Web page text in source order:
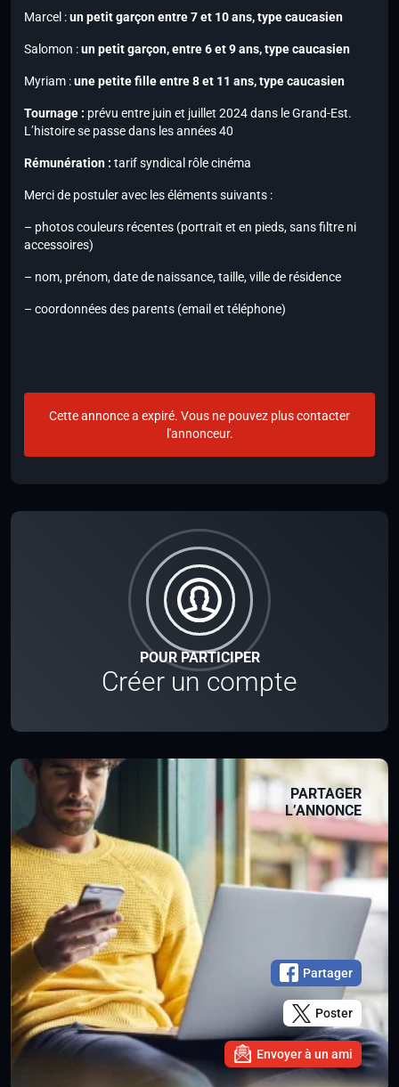
POUR PARTICIPER
Créer un compte
PARTAGER
L’ANNONCE
Partager
Poster
Envoyer à un ami
Marcel :un petit garçon entre 7 et 10 ans, type caucasien
Salomon :un petit garçon, entre 6 et 9 ans, type caucasien
Myriam :une petite fille entre 8 et 11 ans, type caucasien
Tournage : prévu entre juin et juillet 2024 dans le Grand-Est.
L’histoire se passe dans les années 40
Rémunération : tarif syndical rôle cinéma
Merci de postuler avec les éléments suivants :
– photos couleurs récentes (portrait et en pieds, sans filtre ni
accessoires)
– nom, prénom, date de naissance, taille, ville de résidence
– coordonnées des parents (email et téléphone)
Cette annonce a expiré. Vous ne pouvez plus contacter
l'annonceur.